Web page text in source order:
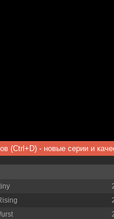
(Ctrl+D) - новые серии и